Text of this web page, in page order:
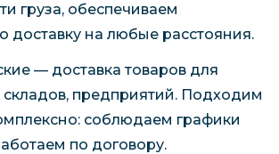
груза, обеспечиваем
доставку на любые расстояния.
— доставка товаров для
складов, предприятий. Подходим
соблюдаем графики
по договору.